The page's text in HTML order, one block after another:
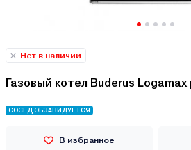
Нет в наличии
Газовый котел Buderus Logamax
СОСЕД ОБЗАВИДУЕТСЯ
В избранное